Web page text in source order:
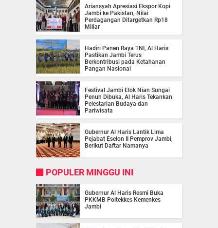
Ariansyah Apresiasi Ekspor Kopi
Jambi ke Pakistan, Nilai
Perdagangan Ditargetkan Rp18
Miliar
Hadiri Panen Raya TNI, Al Haris
Pastikan Jambi Terus
Berkontribusi pada Ketahanan
Pangan Nasional
Festival Jambi Elok Nian Sungai
Penuh Dibuka, Al Haris Tekankan
Pelestarian Budaya dan
Pariwisata
Gubernur Al Haris Lantik Lima
Pejabat Eselon II Pemprov Jambi,
Berikut Daftar Namanya
POPULER MINGGU INI
Gubernur Al Haris Resmi Buka
PKKMB Poltekkes Kemenkes
Jambi